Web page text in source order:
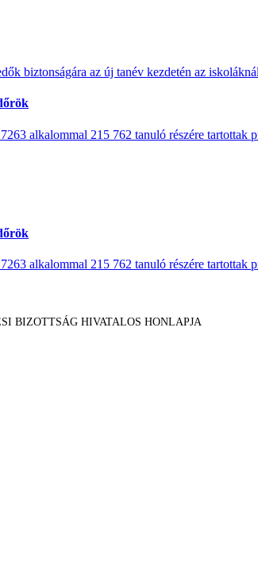
biztonságára az új tanév kezdetén az
alkalommal 215 762 tanuló részére tartottak
alkalommal 215 762 tanuló részére tartottak
BIZOTTSÁG HIVATALOS HONLAPJA